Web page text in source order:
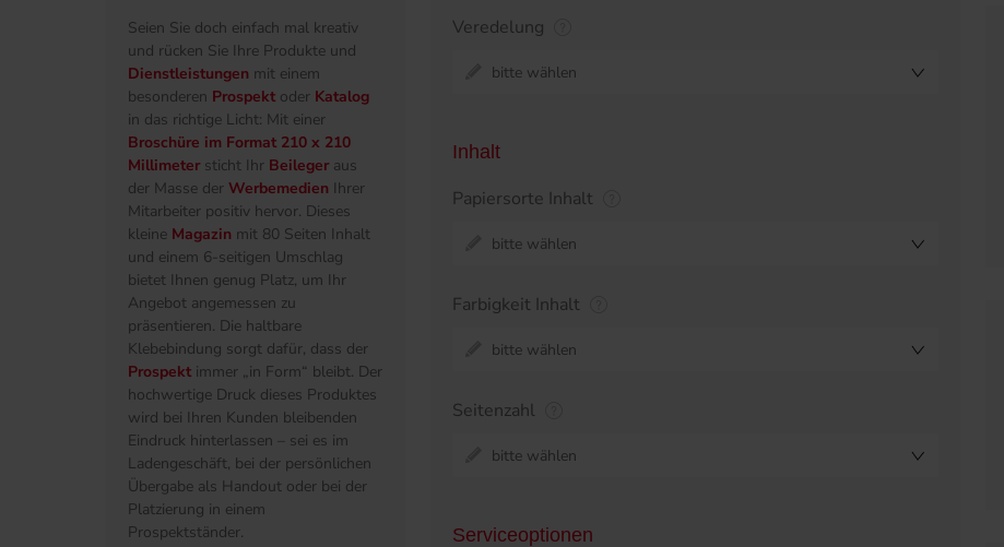
Seien Sie doch einfach mal kreativ
und rücken Sie Ihre Produkte und
Dienstleistungen mit einem
besonderen Prospekt oder Katalog
in das richtige Licht: Mit einer
Broschüre im Format 210 x 210
Millimeter sticht Ihr Beileger aus
der Masse der Werbemedien Ihrer
Mitarbeiter positiv hervor. Dieses
kleine Magazin mit 80 Seiten Inhalt
und einem 6-seitigen Umschlag
bietet Ihnen genug Platz, um Ihr
Angebot angemessen zu
präsentieren. Die haltbare
Klebebindung sorgt dafür, dass der
Prospekt immer „in Form“ bleibt. Der
hochwertige Druck dieses Produktes
wird bei Ihren Kunden bleibenden
Eindruck hinterlassen – sei es im
Ladengeschäft, bei der persönlichen
Übergabe als Handout oder bei der
Platzierung in einem
Prospektständer.
Veredelung
bitte wählen
Inhalt
Papiersorte Inhalt
bitte wählen
Farbigkeit Inhalt
bitte wählen
Seitenzahl
bitte wählen
Serviceoptionen